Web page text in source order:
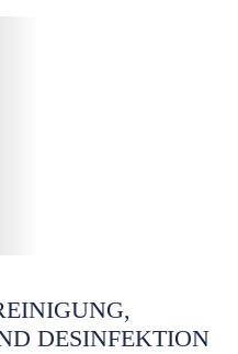
DESINFEKTION